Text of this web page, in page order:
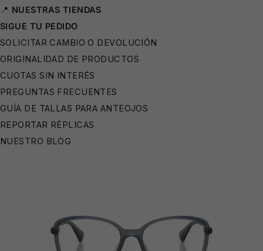
📍 NUESTRAS TIENDAS
SIGUE TU PEDIDO
SOLICITAR CAMBIO O DEVOLUCIÓN
ORIGINALIDAD DE PRODUCTOS
CUOTAS SIN INTERÉS
PREGUNTAS FRECUENTES
GUÍA DE TALLAS PARA ANTEOJOS
REPORTAR RÉPLICAS
NUESTRO BLOG
👙